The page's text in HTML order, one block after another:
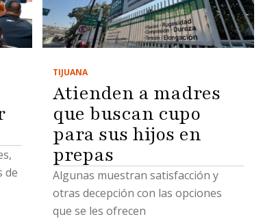
de
TIJUANA
Atienden a madres
que buscan cupo
para sus hijos en
prepas
Algunas muestran satisfacción y
otras decepción con las opciones
que se les ofrecen